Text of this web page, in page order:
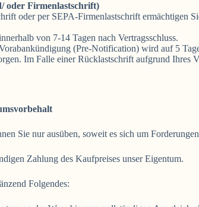
oder Firmenlastschrift)
oder per SEPA-Firmenlastschrift ermächtigen
von 7-14 Tagen nach Vertragsschluss.
(Pre-Notification) wird auf 5
Im Falle einer Rücklastschrift aufgrund Ihres
Sie nur ausüben, soweit es sich um
Zahlung des Kaufpreises unser Eigentum.
Folgendes: